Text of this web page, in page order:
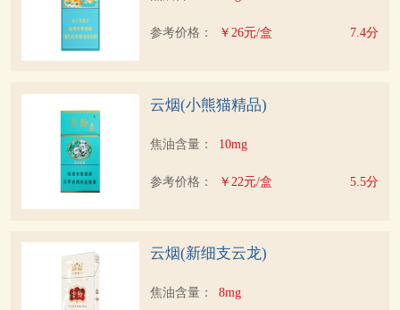
参考价格： ￥26元/盒 7.4分
云烟(小熊猫精品)
焦油含量： 10mg
参考价格： ￥22元/盒 5.5分
云烟(新细支云龙)
焦油含量： 8mg